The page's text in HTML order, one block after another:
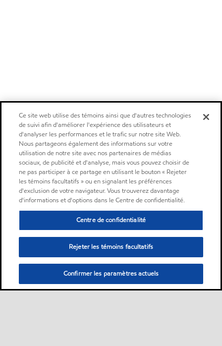
Ce site web utilise des témoins ainsi que d'autres technologies
de suivi afin d'améliorer l'expérience des utilisateurs et
d'analyser les performances et le trafic sur notre site Web.
Nous partageons également des informations sur votre
utilisation de notre site avec nos partenaires de médias
sociaux, de publicité et d'analyse, mais vous pouvez choisir de
ne pas participer à ce partage en utilisant le bouton « Rejeter
les témoins facultatifs » ou en signalant les préférences
d'exclusion de votre navigateur. Vous trouverez davantage
d'informations et d'options dans le Centre de confidentialité.
Centre de confidentialité
Rejeter les témoins facultatifs
Confirmer les paramètres actuels